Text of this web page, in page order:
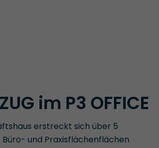
im P3 OFFICE
erstreckt sich über 5
und Praxisflächenflächen